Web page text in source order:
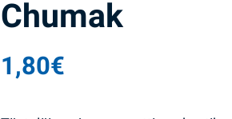
Chumak
1,80€